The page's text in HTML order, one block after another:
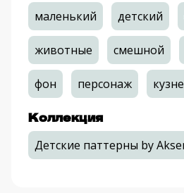
маленький детский
животные смешной
фон персонаж
Коллекция
Детские паттерны by